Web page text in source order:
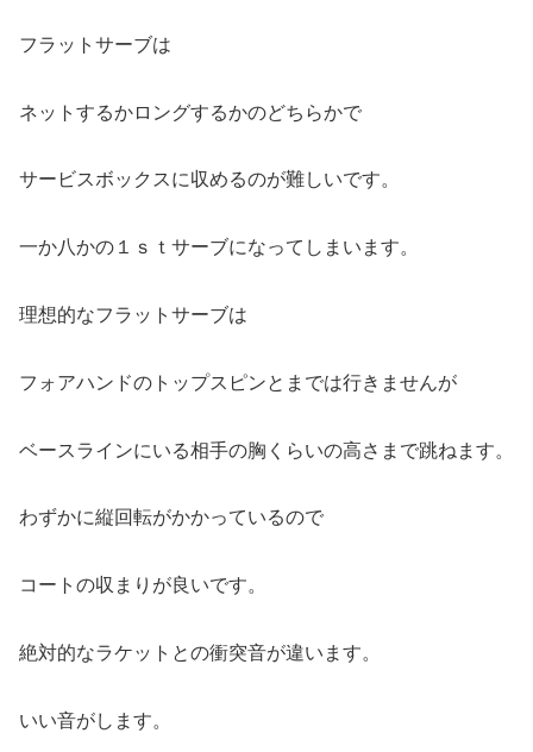
フラットサーブは
ネットするかロングするかのどちらかで
サービスボックスに収めるのが難しいです。
一か八かの１ｓｔサーブになってしまいます。
理想的なフラットサーブは
フォアハンドのトップスピンとまでは行きませんが
ベースラインにいる相手の胸くらいの高さまで跳ねます。
わずかに縦回転がかかっているので
コートの収まりが良いです。
絶対的なラケットとの衝突音が違います。
いい音がします。